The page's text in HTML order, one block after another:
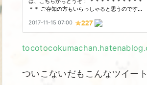
ついこないだもこんなツイー